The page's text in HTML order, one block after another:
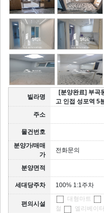
빌라명
[분양완료] 부곡
고 인접 성포역 5
주소
물건번호
분양가/매매
가
전화문의
분양면적
세대당주차 100% 1:1주차
편의시설
대형마트
철
엘리베이터